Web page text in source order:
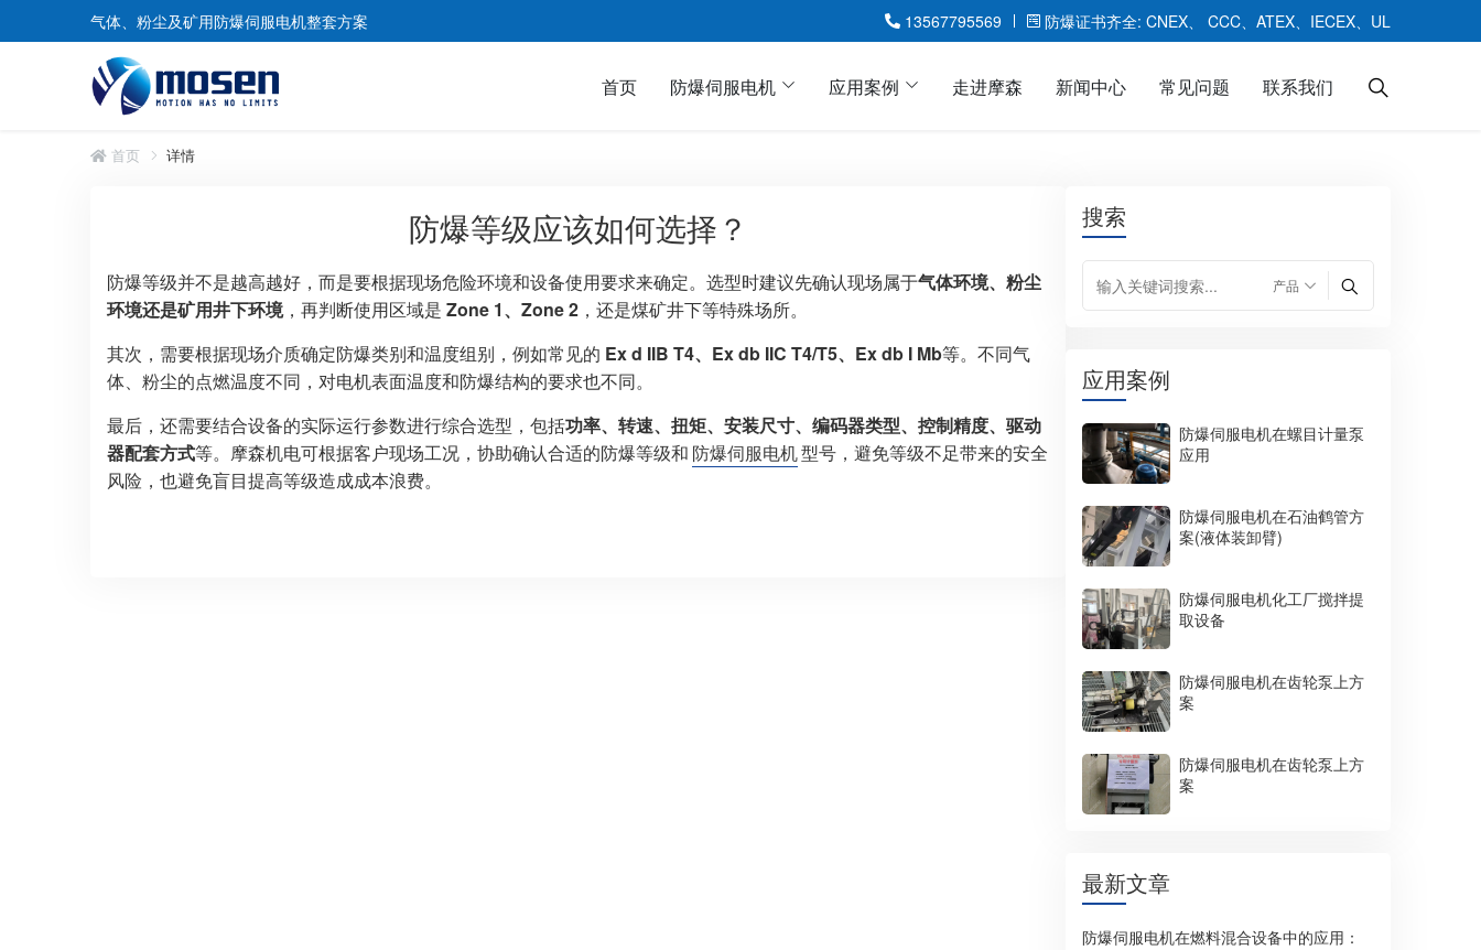
气体、粉尘及矿用防爆伺服电机整套方案 13567795569 防爆证书齐全: CNEX、 CCC、ATEX、IECEX、UL
首页 防爆伺服电机
易普森EXP防爆伺服电机
ABB防爆伺服电机HX
MOOG穆格防爆伺服电机
ABB防爆伺服电机HY
派克EY防爆伺服电机
应用案例 走进摩森 新闻中心 常见问题 联系我们
首页 详情
搜索
应用案例
防爆伺服电机在螺目计量泵
应用
防爆伺服电机在石油鹤管方
案(液体装卸臂)
防爆伺服电机化工厂搅拌提
取设备
防爆伺服电机在齿轮泵上方
案
防爆伺服电机在齿轮泵上方
案
最新文章
防爆伺服电机在燃料混合设备中的应用：
防爆等级应该如何选择？
防爆等级并不是越高越好，而是要根据现场危险环境和设备使用要求来确定。选型时建议先确认现场属于气体环境、粉尘
环境还是矿用井下环境，再判断使用区域是 Zone 1、Zone 2 ，还是煤矿井下等特殊场所。
其次，需要根据现场介质确定防爆类别和温度组别，例如常见的 Ex d IIB T4、Ex db IIC T4/T5、Ex db I Mb等。不同气
体、粉尘的点燃温度不同，对电机表面温度和防爆结构的要求也不同。
最后，还需要结合设备的实际运行参数进行综合选型，包括功率、转速、扭矩、安装尺寸、编码器类型、控制精度、驱动
器配套方式等。摩森机电可根据客户现场工况，协助确认合适的防爆等级和 防爆伺服电机型号，避免等级不足带来的安全
风险，也避免盲目提高等级造成成本浪费。